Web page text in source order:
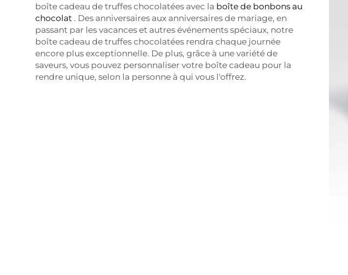
boîte cadeau de truffes chocolatées avec la boîte de bonbons au
chocolat . Des anniversaires aux anniversaires de mariage, en
passant par les vacances et autres événements spéciaux, notre
boîte cadeau de truffes chocolatées rendra chaque journée
encore plus exceptionnelle. De plus, grâce à une variété de
saveurs, vous pouvez personnaliser votre boîte cadeau pour la
rendre unique, selon la personne à qui vous l'offrez.